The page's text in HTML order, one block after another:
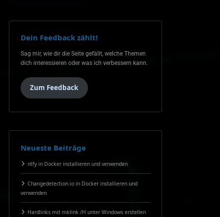
Dein Feedback zählt!
Sag mir, wie dir die Seite gefällt, welche Themen
dich interessieren oder was ich verbessern kann.
Zum Feedback
Neueste Beiträge
ntfy in Docker installieren und verwenden
Changedetection.io in Docker installieren und
verwenden
Hardlinks mit mklink /H unter Windows erstellen